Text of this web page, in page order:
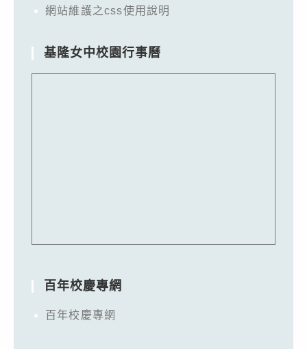
網站維護之css使用說明
基隆女中校園行事曆
百年校慶專網
百年校慶專網